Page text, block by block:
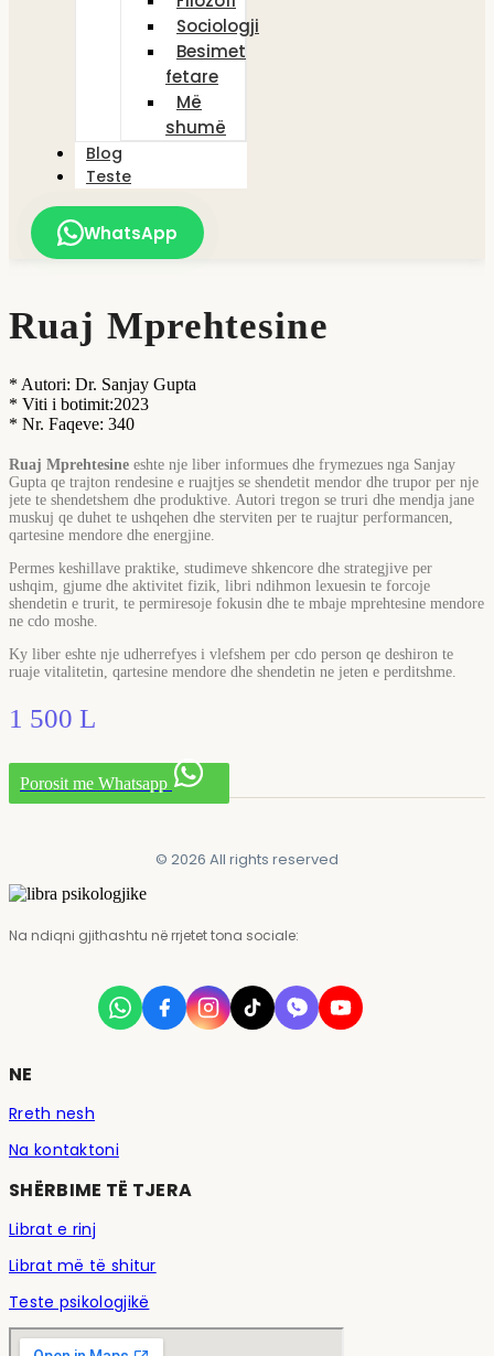
Sociologji
Besimet
fetare
Më
shumë
Blog
Teste
WhatsApp
Ruaj Mprehtesine
* Autori: Dr. Sanjay Gupta
* Viti i botimit:2023
* Nr. Faqeve: 340
Ruaj Mprehtesine eshte nje liber informues dhe frymezues nga Sanjay
Gupta qe trajton rendesine e ruajtjes se shendetit mendor dhe trupor per nje
jete te shendetshem dhe produktive. Autori tregon se truri dhe mendja jane
muskuj qe duhet te ushqehen dhe sterviten per te ruajtur performancen,
qartesine mendore dhe energjine.
Permes keshillave praktike, studimeve shkencore dhe strategjive per
ushqim, gjume dhe aktivitet fizik, libri ndihmon lexuesin te forcoje
shendetin e trurit, te permiresoje fokusin dhe te mbaje mprehtesine mendore
ne cdo moshe.
Ky liber eshte nje udherrefyes i vlefshem per cdo person qe deshiron te
ruaje vitalitetin, qartesine mendore dhe shendetin ne jeten e perditshme.
1 500 L
Porosit me Whatsapp
© 2026 All rights reserved
Na ndiqni gjithashtu në rrjetet tona sociale:
NE
Rreth nesh
Na kontaktoni
SHËRBIME TË TJERA
Librat e rinj
Librat më të shitur
Teste psikologjikë